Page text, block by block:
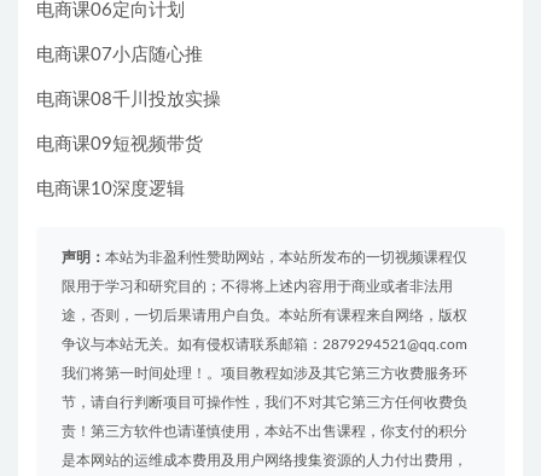
电商课06定向计划
电商课07小店随心推
电商课08千川投放实操
电商课09短视频带货
电商课10深度逻辑
声明： 本站为非盈利性赞助网站，本站所发布的一切视频课程仅
限用于学习和研究目的；不得将上述内容用于商业或者非法用
途，否则，一切后果请用户自负。本站所有课程来自网络，版权
争议与本站无关。如有侵权请联系邮箱：2879294521@qq.com
我们将第一时间处理！。项目教程如涉及其它第三方收费服务环
节，请自行判断项目可操作性，我们不对其它第三方任何收费负
责！第三方软件也请谨慎使用，本站不出售课程，你支付的积分
是本网站的运维成本费用及用户网络搜集资源的人力付出费用，